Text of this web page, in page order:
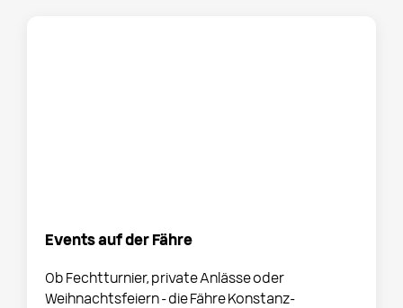
Events auf der Fähre
Ob Fechtturnier, private Anlässe oder
Weihnachtsfeiern - die Fähre Konstanz-